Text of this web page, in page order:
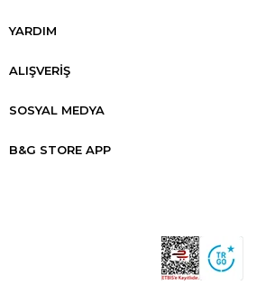
YARDIM
ALIŞVERİŞ
SOSYAL MEDYA
B&G STORE APP